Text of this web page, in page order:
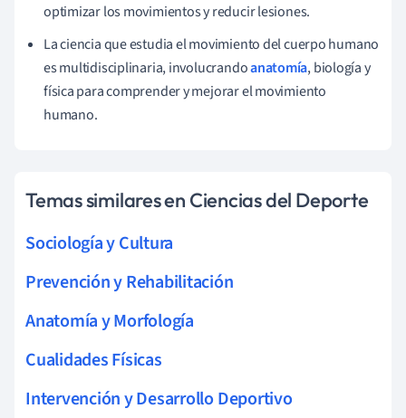
optimizar los movimientos y reducir lesiones.
La ciencia que estudia el movimiento del cuerpo humano
es multidisciplinaria, involucrandoanatomía, biología y
física para comprender y mejorar el movimiento
humano.
Temas similares en Ciencias del Deporte
Sociología y Cultura
Prevención y Rehabilitación
Anatomía y Morfología
Cualidades Físicas
Intervención y Desarrollo Deportivo